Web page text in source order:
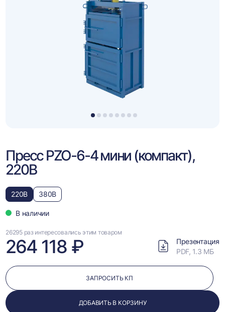
1 2 3 4 5 6 7 8
Пресс PZO-6-4 мини (компакт),
220В
220В 380В
В наличии
26295 раз интересовались этим товаром
264 118 ₽
Презентация
PDF, 1.3 МБ
ЗАПРОСИТЬ КП
ДОБАВИТЬ В КОРЗИНУ